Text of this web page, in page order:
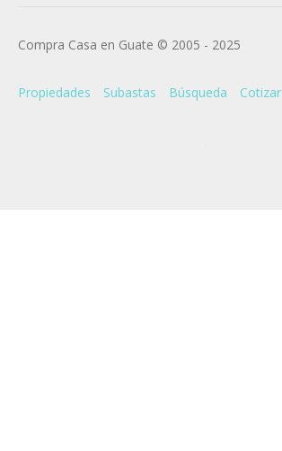
Compra Casa en Guate © 2005 - 2025
Propiedades Subastas Búsqueda Cotizar